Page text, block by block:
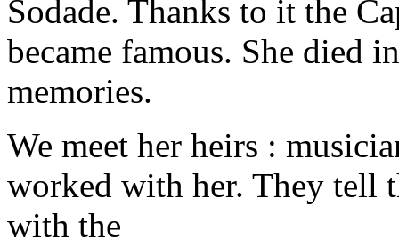
Sodade. Thanks to it the
became famous. She died
memories.
We meet her heirs :
worked with her. They tell
with the